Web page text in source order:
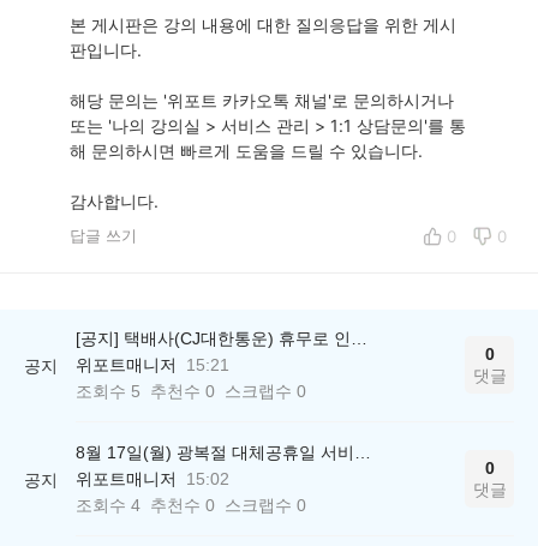
본 게시판은 강의 내용에 대한 질의응답을 위한 게시
판입니다.
해당 문의는 '위포트 카카오톡 채널'로 문의하시거나
또는 '나의 강의실 > 서비스 관리 > 1:1 상담문의'를 통
해 문의하시면 빠르게 도움을 드릴 수 있습니다.
감사합니다.
답글 쓰기 0 0
공지
위포트매니저
15:21
조회수 5 추천수 0 스크랩수 0
0
댓글
공지
위포트매니저
15:02
조회수 4 추천수 0 스크랩수 0
0
댓글